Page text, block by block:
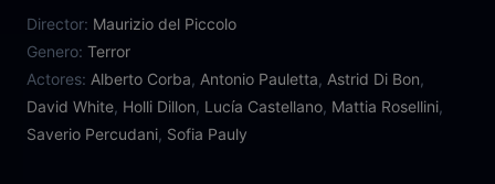
Director: Maurizio del Piccolo
Genero: Terror
Actores: Alberto Corba, Antonio Pauletta, Astrid Di Bon,
David White, Holli Dillon, Lucía Castellano, Mattia Rosellini,
Saverio Percudani, Sofia Pauly